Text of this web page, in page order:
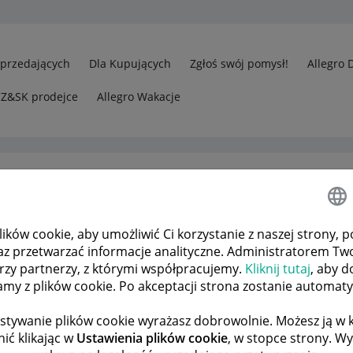
cookie, aby umożliwić Ci korzystanie z naszej strony,
przetwarzać informacje analityczne. Administratorem
partnerzy, z którymi współpracujemy. Kliknij tutaj, aby
z plików cookie. Po akceptacji strona zostanie
plików cookie wyrażasz dobrowolnie. Możesz ją w
klikając wUstawienia plików cookie, w stopce strony.
Dla Kupujących Zgłoś swój pomysł! Allegro
prodejce Allegro Wakacje
Pobrano opłatę za cenę minimalną, a nie wystawiono
POPRZEDNIA NASTĘPNA